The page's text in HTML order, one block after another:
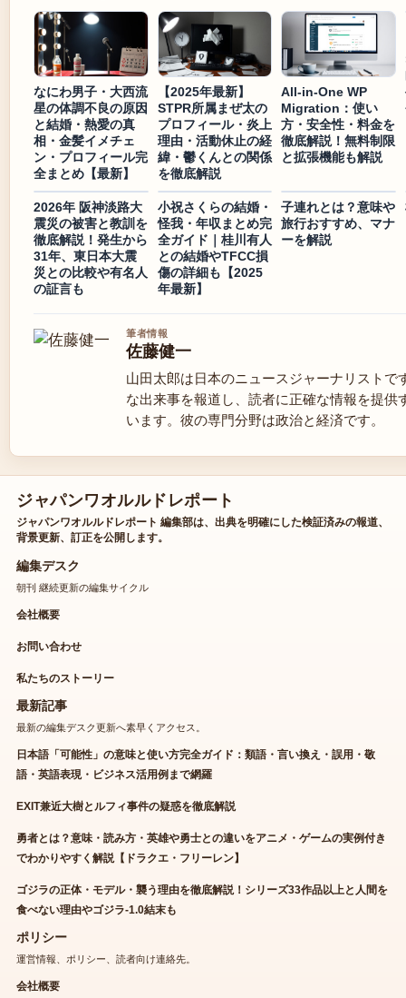
なにわ男子・大西流
星の体調不良の原因
と結婚・熱愛の真
相・金髪イメチェ
ン・プロフィール完
全まとめ【最新】
【2025年最新】
STPR所属まぜ太の
プロフィール・炎上
理由・活動休止の経
緯・鬱くんとの関係
を徹底解説
All-in-One WP
Migration：使い
方・安全性・料金を
徹底解説！無料制限
と拡張機能も解説
2026年 阪神淡路大
震災の被害と教訓を
徹底解説！発生から
31年、東日本大震
災との比較や有名人
の証言も
小祝さくらの結婚・
怪我・年収まとめ完
全ガイド｜桂川有人
との結婚やTFCC損
傷の詳細も【2025
年最新】
子連れとは？意味や
旅行おすすめ、マナ
ーを解説
筆者情報
佐藤健一
山田太郎は日本のニュースジャーナリストで
な出来事を報道し、読者に正確な情報を提供
います。彼の専門分野は政治と経済です。
ジャパンワオルルドレポート
ジャパンワオルルドレポート 編集部は、出典を明確にした検証済みの報道、
背景更新、訂正を公開します。
編集デスク
朝刊 継続更新の編集サイクル
会社概要
お問い合わせ
私たちのストーリー
最新記事
最新の編集デスク更新へ素早くアクセス。
日本語「可能性」の意味と使い方完全ガイド：類語・言い換え・誤用・敬
語・英語表現・ビジネス活用例まで網羅
EXIT兼近大樹とルフィ事件の疑惑を徹底解説
勇者とは？意味・読み方・英雄や勇士との違いをアニメ・ゲームの実例付き
でわかりやすく解説【ドラクエ・フリーレン】
ゴジラの正体・モデル・襲う理由を徹底解説！シリーズ33作品以上と人間を
食べない理由やゴジラ-1.0結末も
ポリシー
運営情報、ポリシー、読者向け連絡先。
会社概要